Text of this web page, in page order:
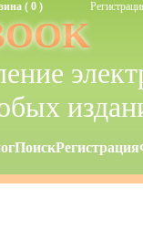
( 0 )
ПоискРегистрация